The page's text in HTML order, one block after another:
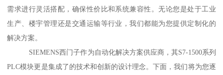
需求进行灵活搭配，确保性价比和系统兼容性。无论您是处于工业
生产、楼宇管理还是交通运输等行业，我们都能为您提供定制化的
解决方案。
SIEMENS西门子作为自动化解决方案供应商，其S7-1500系列
PLC模块更是集成了的技术和创新的设计理念。下面，我们将为您逐